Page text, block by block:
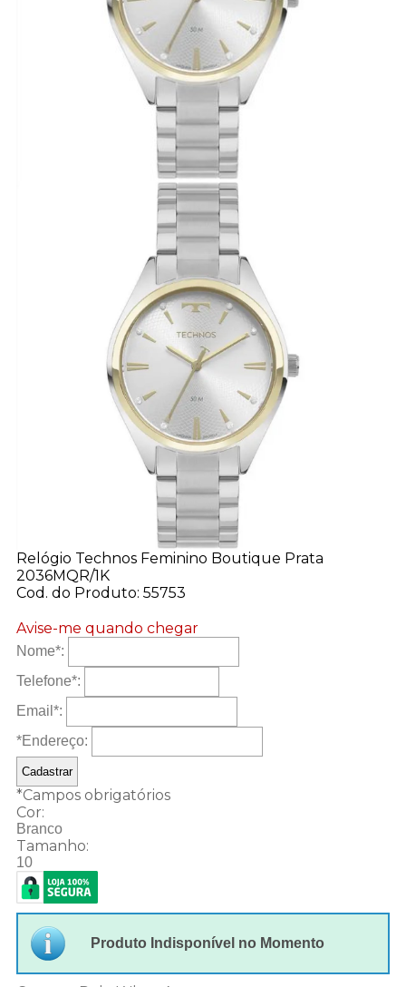
Relógio Technos Feminino Boutique Prata
2036MQR/1K
Cod. do Produto: 55753
Avise-me quando chegar
Nome*:
Telefone*:
Email *:
*Endereço:
*Campos obrigatórios
Cor:
Branco
Tamanho:
10
Produto Indisponível no Momento